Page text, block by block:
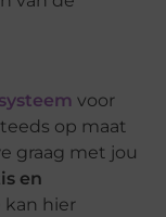
voor
op maat
graag met jou
en
kan hier